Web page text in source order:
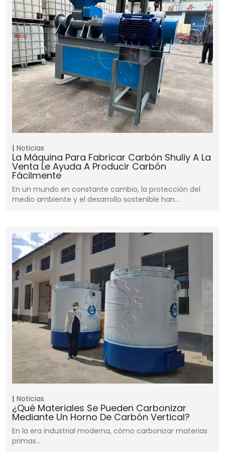
Noticias
La Máquina Para Fabricar Carbón Shuliy A La
Venta Le Ayuda A Producir Carbón
Fácilmente
En un mundo en constante cambio, la protección del
medio ambiente y el desarrollo sostenible han…
Noticias
¿Qué Materiales Se Pueden Carbonizar
Mediante Un Horno De Carbón Vertical?
En la era industrial moderna, cómo carbonizar materias
primas…